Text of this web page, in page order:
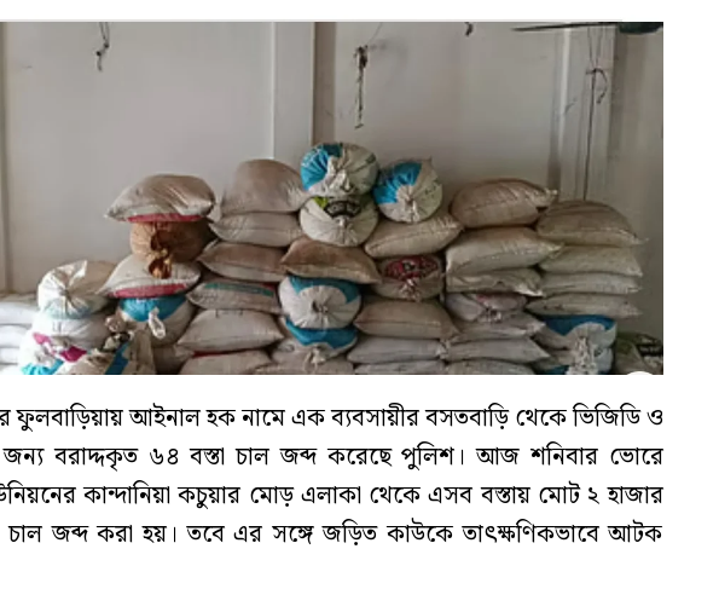
ফুলবাড়িয়ায় আইনাল হক নামে এক ব্যবসায়ীর বসতবাড়ি থেকে ভিজিডি ও
বরাদ্দকৃত ৬৪ বস্তা চাল জব্দ করেছে পুলিশ। আজ শনিবার ভোরে
কান্দানিয়া কচুয়ার মোড় এলাকা থেকে এসব বস্তায় মোট ২ হাজার
জব্দ করা হয়। তবে এর সঙ্গে জড়িত কাউকে তাৎক্ষণিকভাবে আটক